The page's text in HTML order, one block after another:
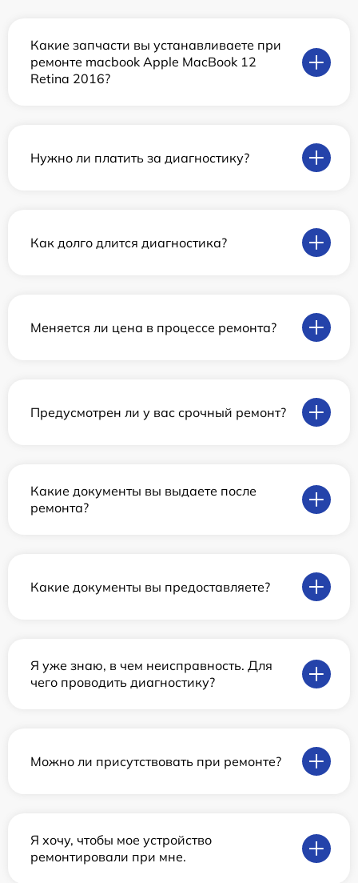
Какие запчасти вы устанавливаете при
ремонте macbook Apple MacBook 12
Retina 2016?
Нужно ли платить за диагностику?
Как долго длится диагностика?
Меняется ли цена в процессе ремонта?
Предусмотрен ли у вас срочный ремонт?
Какие документы вы выдаете после
ремонта?
Какие документы вы предоставляете?
Я уже знаю, в чем неисправность. Для
чего проводить диагностику?
Можно ли присутствовать при ремонте?
Я хочу, чтобы мое устройство
ремонтировали при мне.